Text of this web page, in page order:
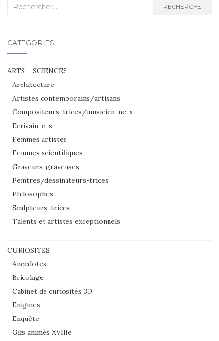
Recherche
RECHERCHE
CATÉGORIES
ARTS – SCIENCES
Architecture
Artistes contemporains/artisans
Compositeurs-trices/musicien-ne-s
Ecrivain-e-s
Femmes artistes
Femmes scientifiques
Graveurs-graveuses
Peintres/dessinateurs-trices
Philosophes
Sculpteurs-trices
Talents et artistes exceptionnels
CURIOSITES
Anecdotes
Bricolage
Cabinet de curiosités 3D
Enigmes
Enquête
Gifs animés XVIIIe